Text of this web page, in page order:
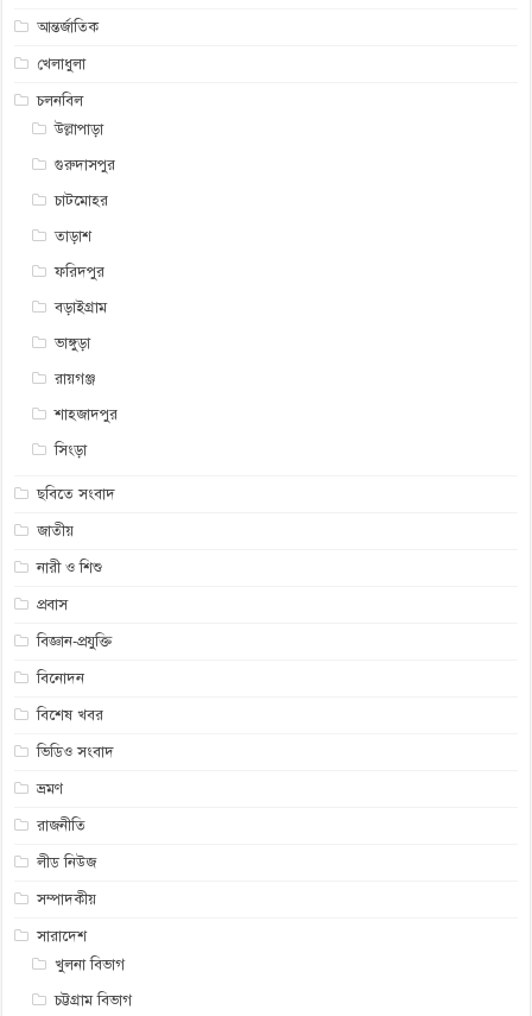
আন্তর্জাতিক
খেলাধুলা
চলনবিল
উল্লাপাড়া
গুরুদাসপুর
চাটমোহর
তাড়াশ
ফরিদপুর
বড়াইগ্রাম
ভাঙ্গুড়া
রায়গঞ্জ
শাহজাদপুর
সিংড়া
ছবিতে সংবাদ
জাতীয়
নারী ও শিশু
প্রবাস
বিজ্ঞান-প্রযুক্তি
বিনোদন
বিশেষ খবর
ভিডিও সংবাদ
ভ্রমণ
রাজনীতি
লীড নিউজ
সম্পাদকীয়
সারাদেশ
খুলনা বিভাগ
চট্টগ্রাম বিভাগ